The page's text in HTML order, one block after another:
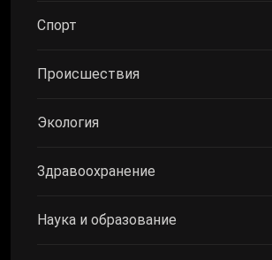
Спорт
Происшествия
Экология
Здравоохранение
Наука и образование